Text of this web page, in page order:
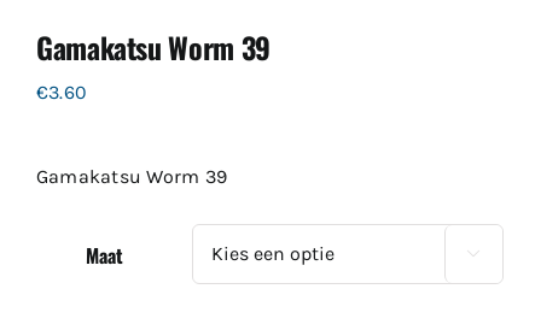
Gamakatsu Worm 39
€3.60
Gamakatsu Worm 39
Maat 